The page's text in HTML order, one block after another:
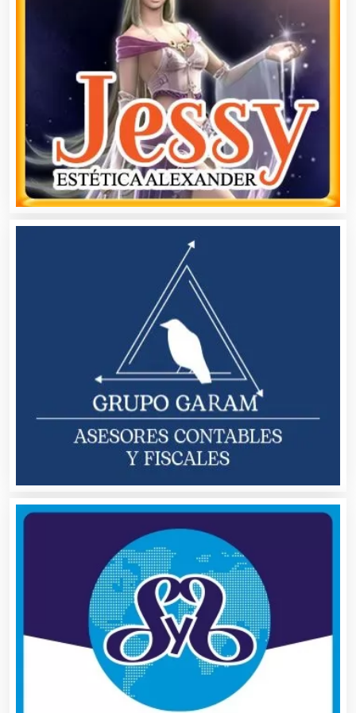
Asociaciones Civiles
Asociaciones Empresariales
Audio, Sonido e Iluminación
Audios para Eventos
Automatización
Automóviles Nuevos y Usados
Autopartes Eléctricas
Avaluos
Balnearios
Bancos
Banquetes